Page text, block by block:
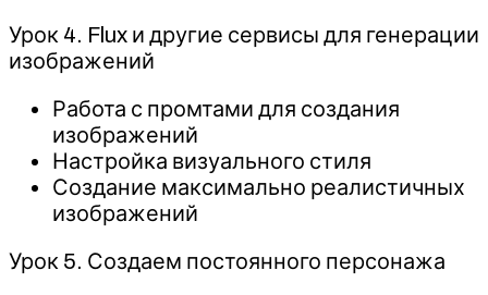
Урок 4. Flux и другие сервисы для генерации
изображений
Работа с промтами для создания
изображений
Настройка визуального стиля
Создание максимально реалистичных
изображений
Урок 5. Создаем постоянного персонажа